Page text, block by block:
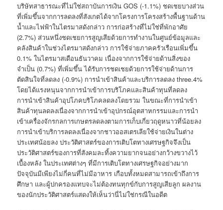
บริษัทสาธารณะที่ไม่ใช่สถาบันการเงิน GOS (-1.1%) ชดเชยบางส่วน
ที่เพิ่มขึ้นจากการลดลงที่สังเกตได้จากโครงการโครงสร้างพื้นฐานด้าน
น้ำและไฟฟ้าในไตรมาสดังกล่าว การก่อสร้างที่ไม่ใช่ที่พักอาศัย
(2.7%) ส่วนหนึ่งชดเชยการสูญเสียด้วยการทำงานในศูนย์ข้อมูลและ
คลังสินค้าในช่วงไตรมาสดังกล่าว การใช้จ่ายภาคครัวเรือนเพิ่มขึ้น
0.1% ในไตรมาสเดือนธันวาคม เนื่องจากการใช้จ่ายด้านสิ่งของ
จำเป็น (0.7%) ที่เพิ่มขึ้น ได้รับการชดเชยด้วยการใช้จ่ายด้านการ
ตัดสินใจที่ลดลง (-0.9%) การนำเข้าสินค้าและบริการลดลง three.4%
โดยได้แรงหนุนจากการนำเข้าการบริโภคและสินค้าทุนที่ลดลง
การนำเข้าสินค้าอุปโภคบริโภคลดลงโดยรวม ในขณะที่การนำเข้า
สินค้าทุนลดลงเนื่องจากการนำเข้าอุปกรณ์อุตสาหกรรมและการนำ
เข้าเครื่องจักรกลการเกษตรลดลงตามการเก็บเกี่ยวฤดูหนาวที่น้อยลง
การนำเข้าบริการลดลงเนื่องจากชาวออสเตรเลียใช้จ่ายเงินในต่าง
ประเทศน้อยลง ประวัติศาสตร์ของการเติบโตทางเศรษฐกิจจึงเป็น
ประวัติศาสตร์ของการที่สังคมละทิ้งความยากจนอย่างกว้างขวางไว้
เบื้องหลัง ในประเทศต่างๆ ที่มีการเติบโตทางเศรษฐกิจอย่างมาก
ปัจจุบันมีเพียงไม่กี่คนที่ไม่มีอาหาร เกือบทั้งหมดสามารถเข้าถึงการ
ศึกษา และผู้ปกครองแทบจะไม่ต้องทนทุกข์กับการสูญเสียลูก ผลงาน
ของนักประวัติศาสตร์แสดงให้เห็นว่านี่ไม่ใช่กรณีในอดีต